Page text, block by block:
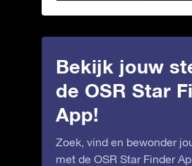
Bekijk jouw
de OSR Star
App!
Zoek, vind en bewonder
met de OSR Star Finder